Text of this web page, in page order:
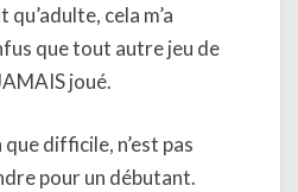
cela m’a
que tout autre jeu de
joué.
difficile, n’est pas
pour un débutant.